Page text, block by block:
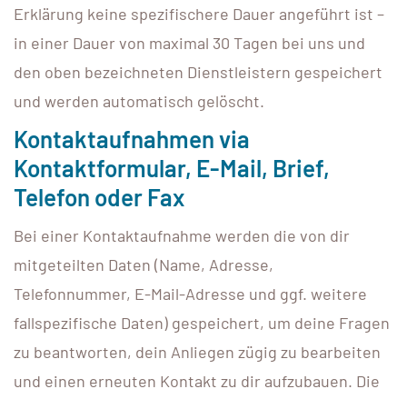
Erklärung keine spezifischere Dauer angeführt ist –
in einer Dauer von maximal 30 Tagen bei uns und
den oben bezeichneten Dienstleistern gespeichert
und werden automatisch gelöscht.
Kontaktaufnahmen via
Kontaktformular, E-Mail, Brief,
Telefon oder Fax
Bei einer Kontaktaufnahme werden die von dir
mitgeteilten Daten (Name, Adresse,
Telefonnummer, E-Mail-Adresse und ggf. weitere
fallspezifische Daten) gespeichert, um deine Fragen
zu beantworten, dein Anliegen zügig zu bearbeiten
und einen erneuten Kontakt zu dir aufzubauen. Die